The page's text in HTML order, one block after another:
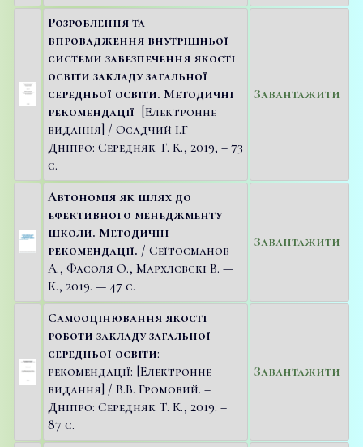
Розроблення та
впровадження внутрішньої
системи забезпечення якості
освіти закладу загальної
середньої освіти. Методичні
рекомендації [Електронне
видання] / Осадчий І.Г –
Дніпро: Середняк Т. К., 2019, – 73
с.
Завантажити
Автономія як шлях до
ефективного менеджменту
школи. Методичні
рекомендації. / Сеїтосманов
А., Фасоля О., Мархлєвскі В. —
К., 2019. — 47 с.
Завантажити
Самооцінювання якості
роботи закладу загальної
середньої освіти:
рекомендації: [Електронне
видання] / В.В. Громовий. –
Дніпро: Середняк Т. К., 2019. –
87 с.
Завантажити